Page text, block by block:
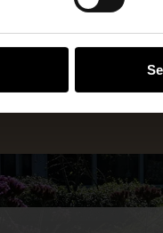
zakelijke
producten van